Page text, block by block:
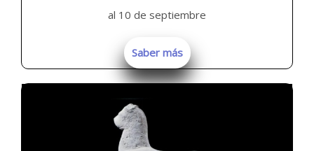
al 10 de septiembre
Saber más